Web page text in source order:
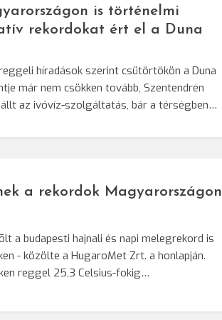
is történelmi
rekordokat ért el a Duna
híradások szerint csütörtökön a Duna
már nem csökken tovább, Szentendrén
az ivóvíz-szolgáltatás, bár a térségben…
a rekordok Magyarországon
a budapesti hajnali és napi melegrekord is
- közölte a HugaroMet Zrt. a honlapján.
reggel 25,3 Celsius-fokig…